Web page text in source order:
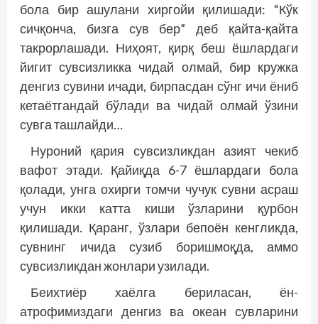
бола бир ашулани хиргойи қилишади: “Кўк
сичқонча, бизга сув бер” деб қайта-қайта
такрорлашади. Ниҳоят, қирқ беш ёшлардаги
йигит сувсизликка чидай олмай, бир кружка
денгиз сувини ичади, бирпасдан сўнг ичи ёниб
кетаётгандай бўлади ва чидай олмай ўзини
сувга ташлайди…
Нуроний қария сувсизликдан азият чекиб
вафот этади. Қайиқда 6-7 ёшлардаги бола
қолади, унга охирги томчи чучук сувни асраш
учун икки катта киши ўзларини қурбон
қилишади. Қаранг, ўзлари бепоён кенгликда,
сув­нинг ичида сузиб боришмоқда, аммо
сувсизликдан жонлари узилади.
Беихтиёр хаёлга бериласан, ён-
атрофимиздаги денгиз ва океан сувларини